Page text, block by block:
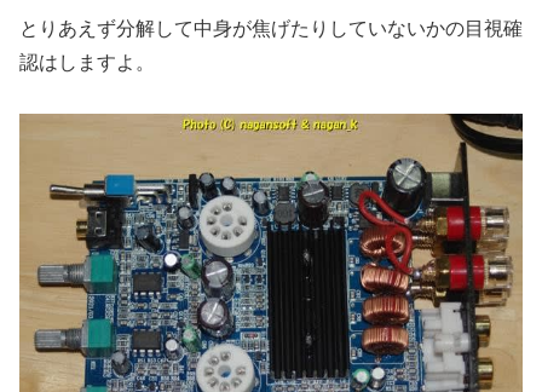
とりあえず分解して中身が焦げたりしていないかの目視確
認はしますよ。